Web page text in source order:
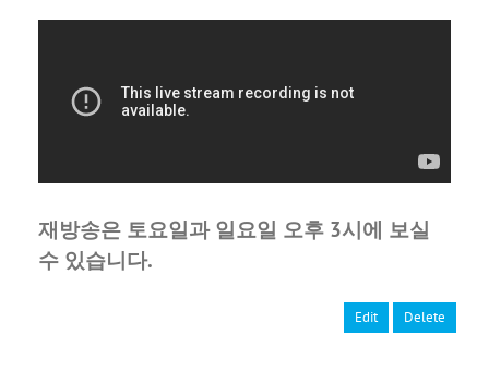
재방송은 토요일과 일요일 오후 3시에 보실
수 있습니다.
Edit Delete